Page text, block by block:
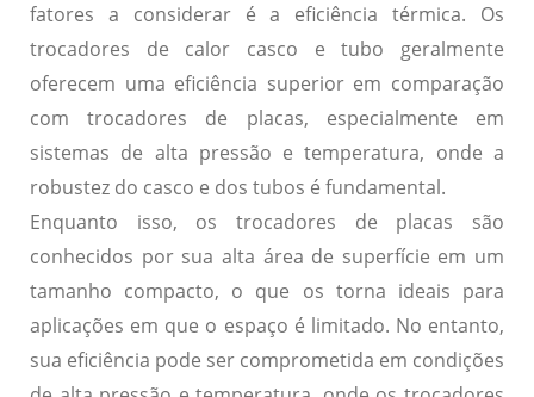
fatores a considerar é a eficiência térmica. Os
trocadores de calor casco e tubo geralmente
oferecem uma eficiência superior em comparação
com trocadores de placas, especialmente em
sistemas de alta pressão e temperatura, onde a
robustez do casco e dos tubos é fundamental.
Enquanto isso, os trocadores de placas são
conhecidos por sua alta área de superfície em um
tamanho compacto, o que os torna ideais para
aplicações em que o espaço é limitado. No entanto,
sua eficiência pode ser comprometida em condições